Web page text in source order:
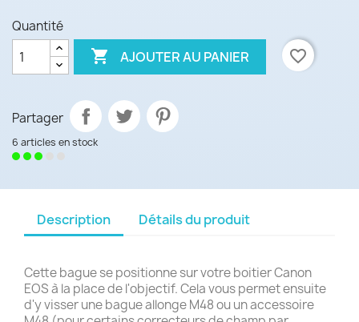
Quantité
 AJOUTER AU PANIER favorite_border
Partager
6 articles en stock
Description Détails du produit
Cette bague se positionne sur votre boitierCanon
EOSà la place de l'objectif. Cela vous permet ensuite
d'y visser une bague allonge M48 ou un accessoire